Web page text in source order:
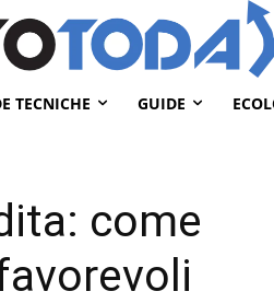
TECNICHE GUIDE
come